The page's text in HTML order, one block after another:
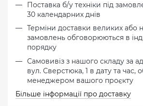
Поставка б/у техніки під
30 календарних днів
Терміни доставки великих або
замовлень обговорюються в
порядку
Самовивіз з нашого складу за
вул. Сверстюка, 1 в дату та час,
менеджером вашого проєкту
Більше інформації про доставку